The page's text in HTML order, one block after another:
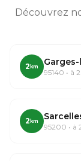
Découvrez
2 km
95140 • à
2 km
95200 • à